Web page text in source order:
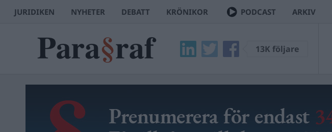
JURIDIKEN NYHETER DEBATT KRÖNIKOR PODCAST ARKIV
13K följare